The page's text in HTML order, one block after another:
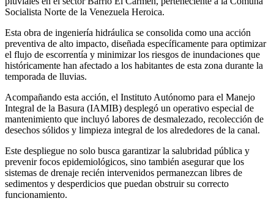
Socialista Norte de la Venezuela Heroica.
Esta obra de ingeniería hidráulica se consolida como una acción
preventiva de alto impacto, diseñada específicamente para optimizar
el flujo de escorrentía y minimizar los riesgos de inundaciones que
históricamente han afectado a los habitantes de esta zona durante la
temporada de lluvias.
Acompañando esta acción, el Instituto Autónomo para el Manejo
Integral de la Basura (IAMIB) desplegó un operativo especial de
mantenimiento que incluyó labores de desmalezado, recolección de
desechos sólidos y limpieza integral de los alrededores de la canal.
Este despliegue no solo busca garantizar la salubridad pública y
prevenir focos epidemiológicos, sino también asegurar que los
sistemas de drenaje recién intervenidos permanezcan libres de
sedimentos y desperdicios que puedan obstruir su correcto
funcionamiento.